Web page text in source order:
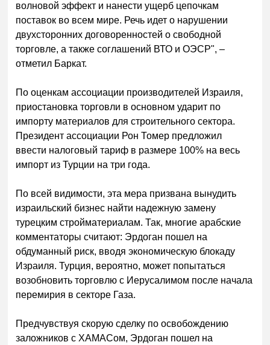
волновой эффект и нанести ущерб цепочкам
поставок во всем мире. Речь идет о нарушении
двухсторонних договоренностей о свободной
торговле, а также соглашений ВТО и ОЭСР", –
отметил Баркат.
По оценкам ассоциации производителей Израиля,
приостановка торговли в основном ударит по
импорту материалов для строительного сектора.
Президент ассоциации Рон Томер предложил
ввести налоговый тариф в размере 100% на весь
импорт из Турции на три года.
По всей видимости, эта мера призвана вынудить
израильский бизнес найти надежную замену
турецким стройматериалам. Так, многие арабские
комментаторы считают: Эрдоган пошел на
обдуманный риск, вводя экономическую блокаду
Израиля. Турция, вероятно, может попытаться
возобновить торговлю с Иерусалимом после начала
перемирия в секторе Газа.
Предчувствуя скорую сделку по освобождению
заложников с ХАМАСом, Эрдоган пошел на